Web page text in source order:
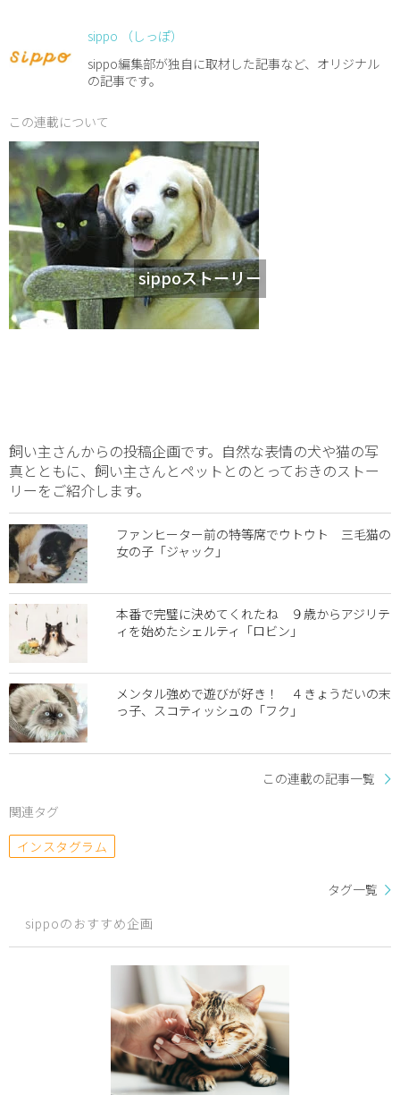
sippo （しっぽ）
sippo編集部が独自に取材した記事など、オリジナル
の記事です。
この連載について
sippoストーリー
飼い主さんからの投稿企画です。自然な表情の犬や猫の写
真とともに、飼い主さんとペットとのとっておきのストー
リーをご紹介します。
ファンヒーター前の特等席でウトウト 三毛猫の
女の子「ジャック」
本番で完璧に決めてくれたね ９歳からアジリテ
ィを始めたシェルティ「ロビン」
メンタル強めで遊びが好き！ ４きょうだいの末
っ子、スコティッシュの「フク」
この連載の記事一覧
関連タグ
インスタグラム
タグ一覧
sippoのおすすめ企画